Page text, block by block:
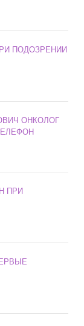
ПОДОЗРЕНИИ
ОНКОЛОГ
ПРИ